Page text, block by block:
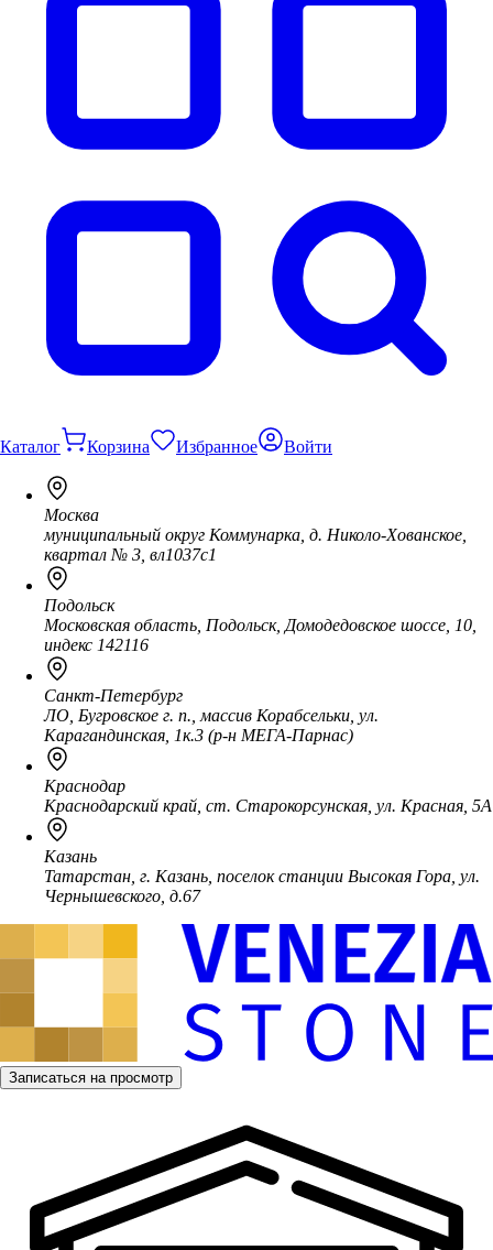
Каталог Корзина Избранное Войти
Москва
муниципальный округ Коммунарка, д. Николо-Хованское,
квартал № 3, вл1037с1
Подольск
Московская область, Подольск, Домодедовское шоссе, 10,
индекс 142116
Санкт-Петербург
ЛО, Бугровское г. п., массив Корабсельки, ул.
Карагандинская, 1к.3 (р-н МЕГА-Парнас)
Краснодар
Краснодарский край, ст. Старокорсунская, ул. Красная, 5А
Казань
Татарстан, г. Казань, поселок станции Высокая Гора, ул.
Чернышевского, д.67
Записаться на просмотр